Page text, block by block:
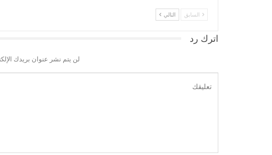
السابق التالي
اترك رد
لن يتم نشر عنوان بريدك